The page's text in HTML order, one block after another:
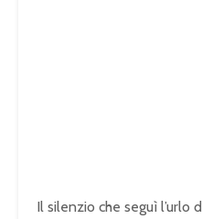
Il silenzio che seguì